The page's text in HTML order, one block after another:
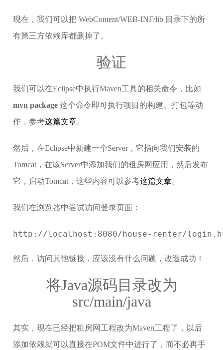
现在，我们可以把 WebContent/WEB-INF/lib 目录下的所
有第三方依赖库都删掉了。
验证
我们可以在Eclipse中执行Maven工具的相关命令，比如
mvn package 这个命令即可执行项目的构建、打包等动
作，参考这篇文章。
然后，在Eclipse中新建一个Server，它指向我们安装的
Tomcat，在该Server中添加我们的租房网应用，然后发布
它，启动Tomcat，这些内容可以参考这篇文章。
我们在浏览器中尝试访问登录页面：
http://localhost:8080/house-renter/
然后，访问其他链接，应该没有什么问题，改造成功！
将Java源码目录改为
src/main/java
其实，现在已经把租房网工程改为Maven工程了，以后
添加依赖就可以直接在POM文件中进行了，而不必再手